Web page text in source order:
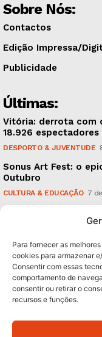
Para fornecer as
cookies para armazenar
Consentir com essas
comportamento de
consentir ou retirar o
recursos e funções.
Sobre Nós:
Contactos
Edição Impressa/
Publicidade
Últimas:
Vitória: derrota com
18.926 espectadores
DESPORTO & JUVENTUDE
Sonus Art Fest: o
Outubro
CULTURA & EDUCAÇÃO 7
Subscreva